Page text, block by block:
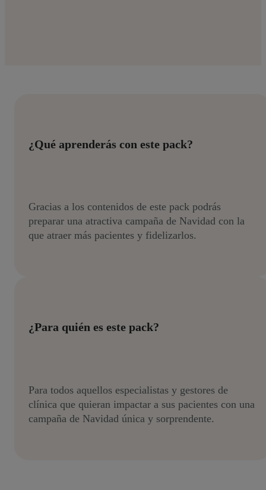
¿Qué aprenderás con este pack?
Gracias a los contenidos de este pack podrás
preparar una atractiva campaña de Navidad con la
que atraer más pacientes y fidelizarlos.
¿Para quién es este pack?
Para todos aquellos especialistas y gestores de
clínica que quieran impactar a sus pacientes con una
campaña de Navidad única y sorprendente.